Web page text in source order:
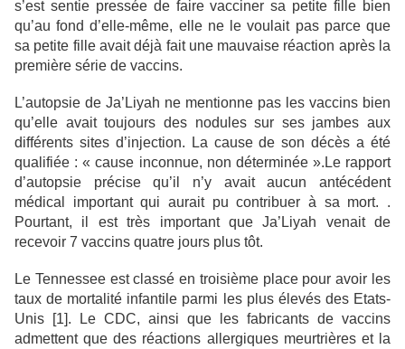
s’est sentie pressée de faire vacciner sa petite fille bien
qu’au fond d’elle-même, elle ne le voulait pas parce que
sa petite fille avait déjà fait une mauvaise réaction après la
première série de vaccins.
L’autopsie de Ja’Liyah ne mentionne pas les vaccins bien
qu’elle avait toujours des nodules sur ses jambes aux
différents sites d’injection. La cause de son décès a été
qualifiée : « cause inconnue, non déterminée ».Le rapport
d’autopsie précise qu’il n’y avait aucun antécédent
médical important qui aurait pu contribuer à sa mort. .
Pourtant, il est très important que Ja’Liyah venait de
recevoir 7 vaccins quatre jours plus tôt.
Le Tennessee est classé en troisième place pour avoir les
taux de mortalité infantile parmi les plus élevés des Etats-
Unis [1]. Le CDC, ainsi que les fabricants de vaccins
admettent que des réactions allergiques meurtrières et la